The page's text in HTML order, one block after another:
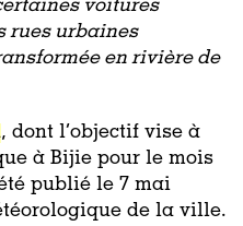
voitures
rues urbaines
en rivière de
, dont l’objectif vise à
à Bijie pour le mois
publié le 7 mai
de la ville.